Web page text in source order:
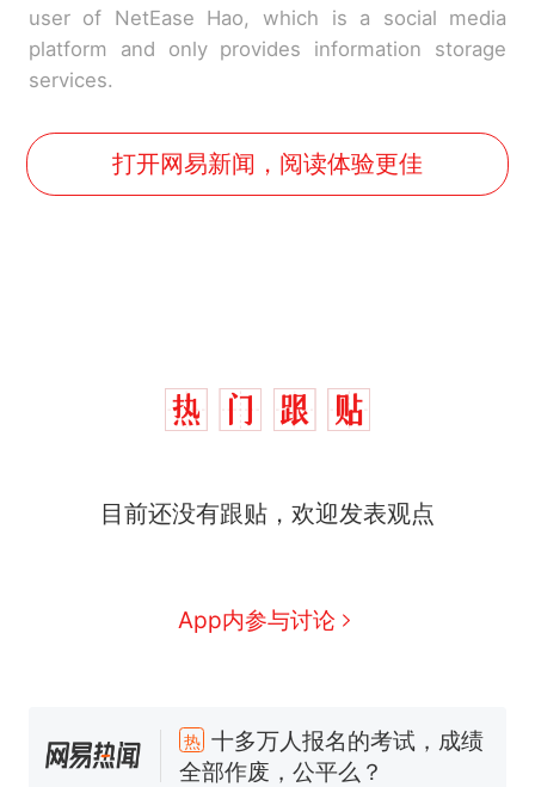
user of NetEase Hao, which is a social media
platform and only provides information storage
services.
打开网易新闻，阅读体验更佳
目前还没有跟贴，欢迎发表观点
App内参与讨论
新 全球唯一没有法定首都的国
家，刚改国名，总统就邀请中